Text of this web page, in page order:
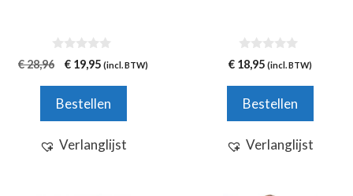
0
v
5
€28,96
Oorspronkelijke
was:
€ 28,96.
€ 19,95Huidige
€ 19,95.
(incl. BTW)
Bestellen
worden
op
productpagina
Verlanglijst
0
v
5
€18,95 (incl. BTW)
Bestellen
Verlanglijst